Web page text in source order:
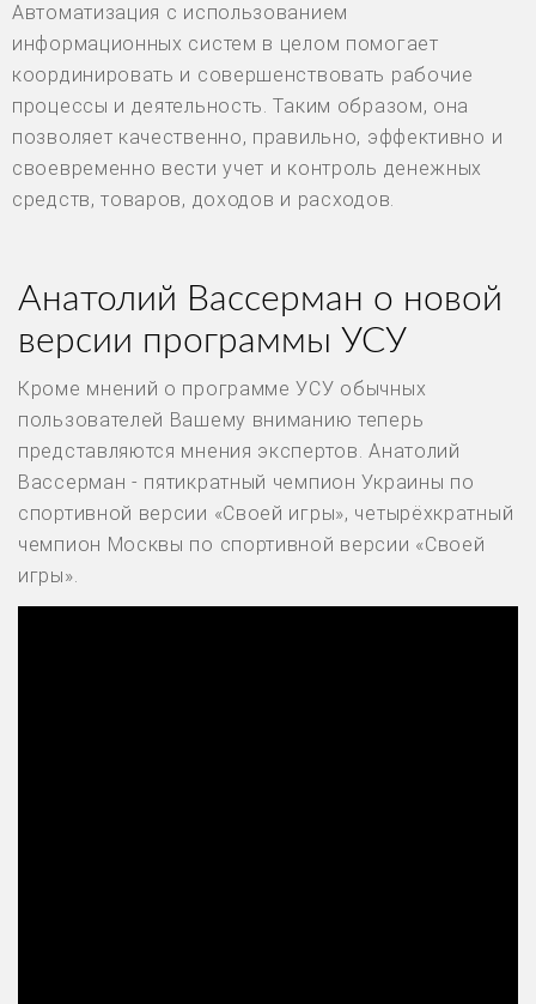
Автоматизация с использованием
информационных систем в целом помогает
координировать и совершенствовать рабочие
процессы и деятельность. Таким образом, она
позволяет качественно, правильно, эффективно и
своевременно вести учет и контроль денежных
средств, товаров, доходов и расходов.
Анатолий Вассерман о новой
версии программы УСУ
Кроме мнений о программе УСУ обычных
пользователей Вашему вниманию теперь
представляются мнения экспертов. Анатолий
Вассерман - пятикратный чемпион Украины по
спортивной версии «Своей игры», четырёхкратный
чемпион Москвы по спортивной версии «Своей
игры».